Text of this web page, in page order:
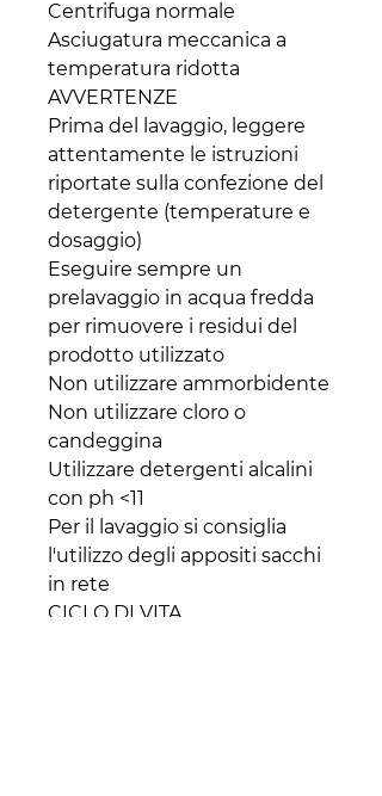
Centrifuga normale
Asciugatura meccanica a
temperatura ridotta
AVVERTENZE
Prima del lavaggio, leggere
attentamente le istruzioni
riportate sulla confezione del
detergente (temperature e
dosaggio)
Eseguire sempre un
prelavaggio in acqua fredda
per rimuovere i residui del
prodotto utilizzato
Non utilizzare ammorbidente
Non utilizzare cloro o
candeggina
Utilizzare detergenti alcalini
con ph <11
Per il lavaggio si consiglia
l'utilizzo degli appositi sacchi
in rete
CICLO DI VITA